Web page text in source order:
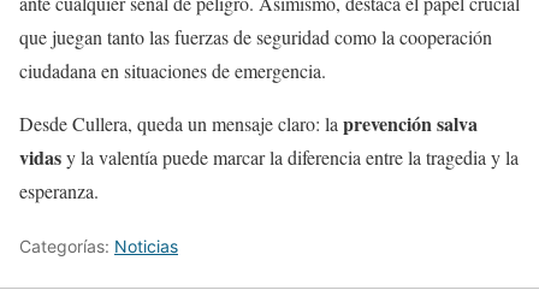
que juegan tanto las fuerzas de seguridad como la cooperación
ciudadana en situaciones de emergencia.
Desde Cullera, queda un mensaje claro: la prevención salva
vidasy la valentía puede marcar la diferencia entre la tragedia y la
esperanza.
Categorías: Noticias